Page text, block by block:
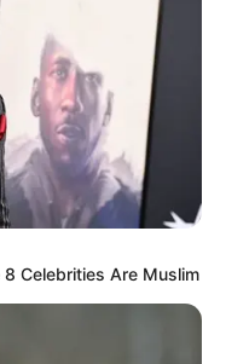
lució la camiseta
de la clasificación de
de ventaja a su
español Xabier Mikel
Celebrities Are Muslim